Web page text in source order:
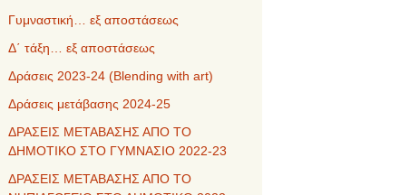
Γυμναστική… εξ αποστάσεως
Δ΄ τάξη… εξ αποστάσεως
Δράσεις 2023-24 (Blending with art)
Δράσεις μετάβασης 2024-25
ΔΡΑΣΕΙΣ ΜΕΤΑΒΑΣΗΣ ΑΠΟ ΤΟ
ΔΗΜΟΤΙΚΟ ΣΤΟ ΓΥΜΝΑΣΙΟ 2022-23
ΔΡΑΣΕΙΣ ΜΕΤΑΒΑΣΗΣ ΑΠΟ ΤΟ